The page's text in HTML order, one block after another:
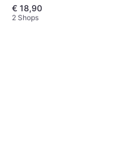
€ 18,90
2 Shops